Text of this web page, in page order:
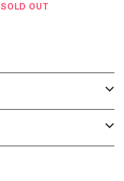
SOLD OUT